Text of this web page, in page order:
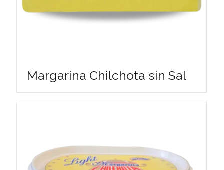
Margarina Chilchota sin Sal